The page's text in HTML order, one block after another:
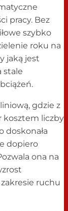
pracy. Bez
szybko
roku na
jaką jest
stale
gdzie z
kosztem liczby
doskonała
dopiero
ona na
ruchu